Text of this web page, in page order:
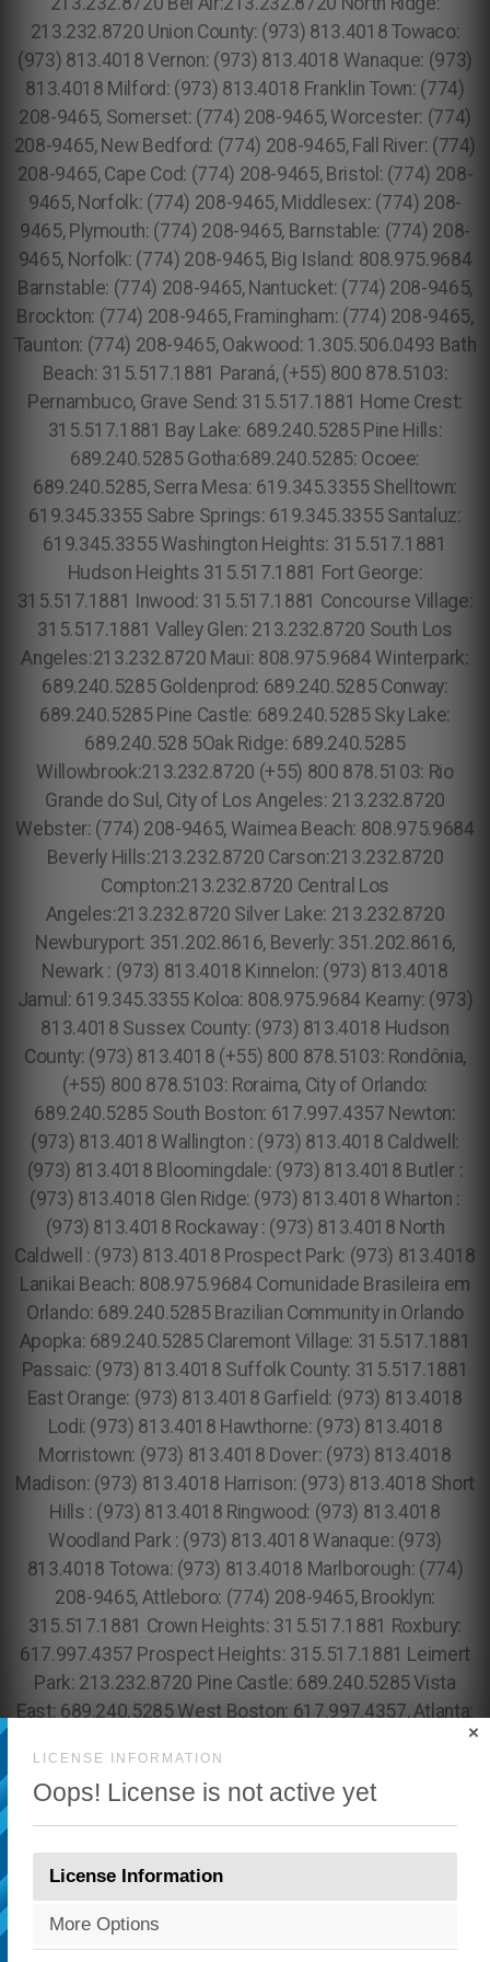
LICENSE INFORMATION
Oops! License is not active yet
×
License Information
More Options